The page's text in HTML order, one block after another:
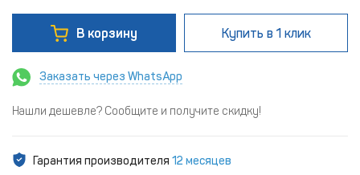
В корзину Купить в 1 клик
Заказать через WhatsApp
Нашли дешевле? Сообщите и получите скидку!
Гарантия производителя 12 месяцев